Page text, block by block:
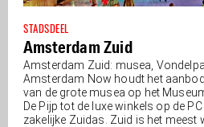
STADSDEEL
Amsterdam Zuid
Amsterdam Zuid: musea,
Amsterdam Now houdt het
van de grote musea op het
De Pijp tot de luxe winkels op de
zakelijke Zuidas. Zuid is het meest